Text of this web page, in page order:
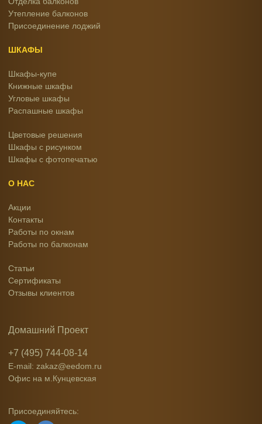
Утепление балконов
Присоединение лоджий
ШКАФЫ
Шкафы-купе
Книжные шкафы
Угловые шкафы
Распашные шкафы
Цветовые решения
Шкафы с рисунком
Шкафы с фотопечатью
О НАС
Акции
Контакты
Работы по окнам
Работы по балконам
Статьи
Сертификаты
Отзывы клиентов
Домашний Проект
+7 (495) 744-08-14
E-mail: zakaz@eedom.ru
Офис на м.Кунцевская
Присоединяйтесь: